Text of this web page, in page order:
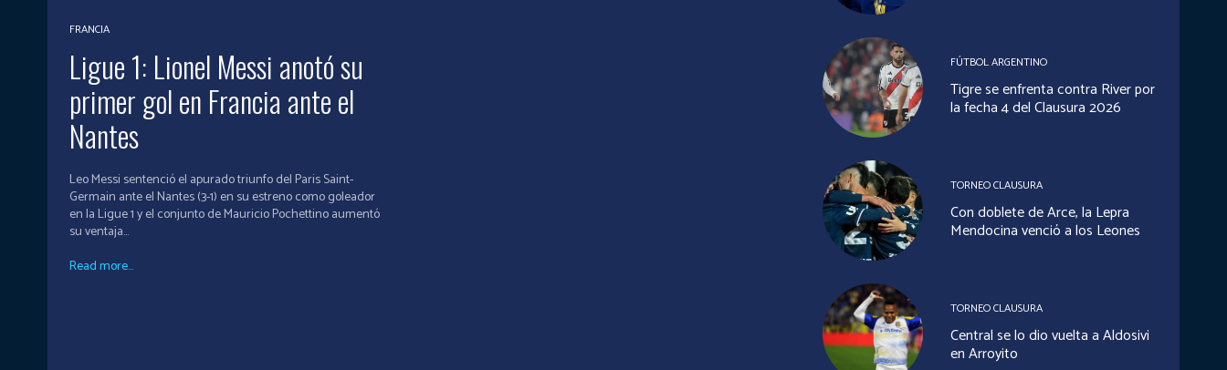
FRANCIA
Ligue 1: Lionel Messi anotó su
primer gol en Francia ante el
Nantes
Leo Messi sentenció el apurado triunfo del Paris Saint-
Germain ante el Nantes (3-1) en su estreno como goleador
en la Ligue 1 y el conjunto de Mauricio Pochettino aumentó
su ventaja...
Read more...
FÚTBOL ARGENTINO
Tigre se enfrenta contra River por
la fecha 4 del Clausura 2026
TORNEO CLAUSURA
Con doblete de Arce, la Lepra
Mendocina venció a los Leones
TORNEO CLAUSURA
Central se lo dio vuelta a Aldosivi
en Arroyito